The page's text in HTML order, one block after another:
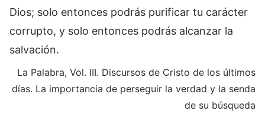
Dios; solo entonces podrás purificar tu carácter
corrupto, y solo entonces podrás alcanzar la
salvación.
La Palabra, Vol. III. Discursos de Cristo de los últimos
días. La importancia de perseguir la verdad y la senda
de su búsqueda